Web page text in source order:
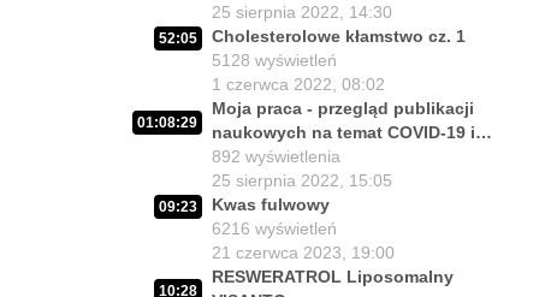
Czego nie może się doczekać dr Suwała?
1 sierpnia 2026, 16:01
Szczepionkowa bańka w końcu pękła!
1 sierpnia 2026, 10:02
NIESPODZIANKA u Prezydenta
Nawrockiego!!
30 lipca 2026, 15:45
Czy Prezydent uratuje chorych
Polaków?
29 lipca 2026, 11:00
25 sierpnia 2022, 14:30
52:05
Cholesterolowe kłamstwo cz. 1
5128 wyświetleń
1 czerwca 2022, 08:02
01:08:29
Moja praca - przegląd publikacji
naukowych na temat COVID-19 i
melatoniny.
892 wyświetlenia
25 sierpnia 2022, 15:05
09:23
Kwas fulwowy
6216 wyświetleń
21 czerwca 2023, 19:00
10:28
RESWERATROL Liposomalny